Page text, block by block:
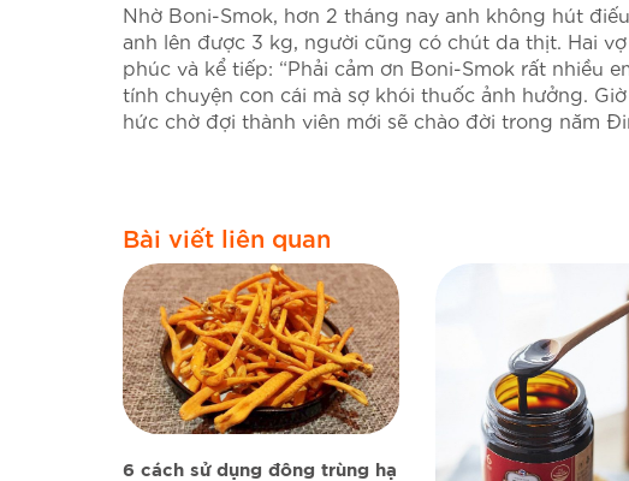
Nhờ Boni-Smok, hơn 2 tháng nay anh không hút
anh lên được 3 kg, người cũng có chút da thịt. Hai
phúc và kể tiếp: “Phải cảm ơn Boni-Smok rất nhiều
tính chuyện con cái mà sợ khói thuốc ảnh hưởng.
hức chờ đợi thành viên mới sẽ chào đời trong năm
Bài viết liên quan
6 cách sử dụng đông trùng hạ